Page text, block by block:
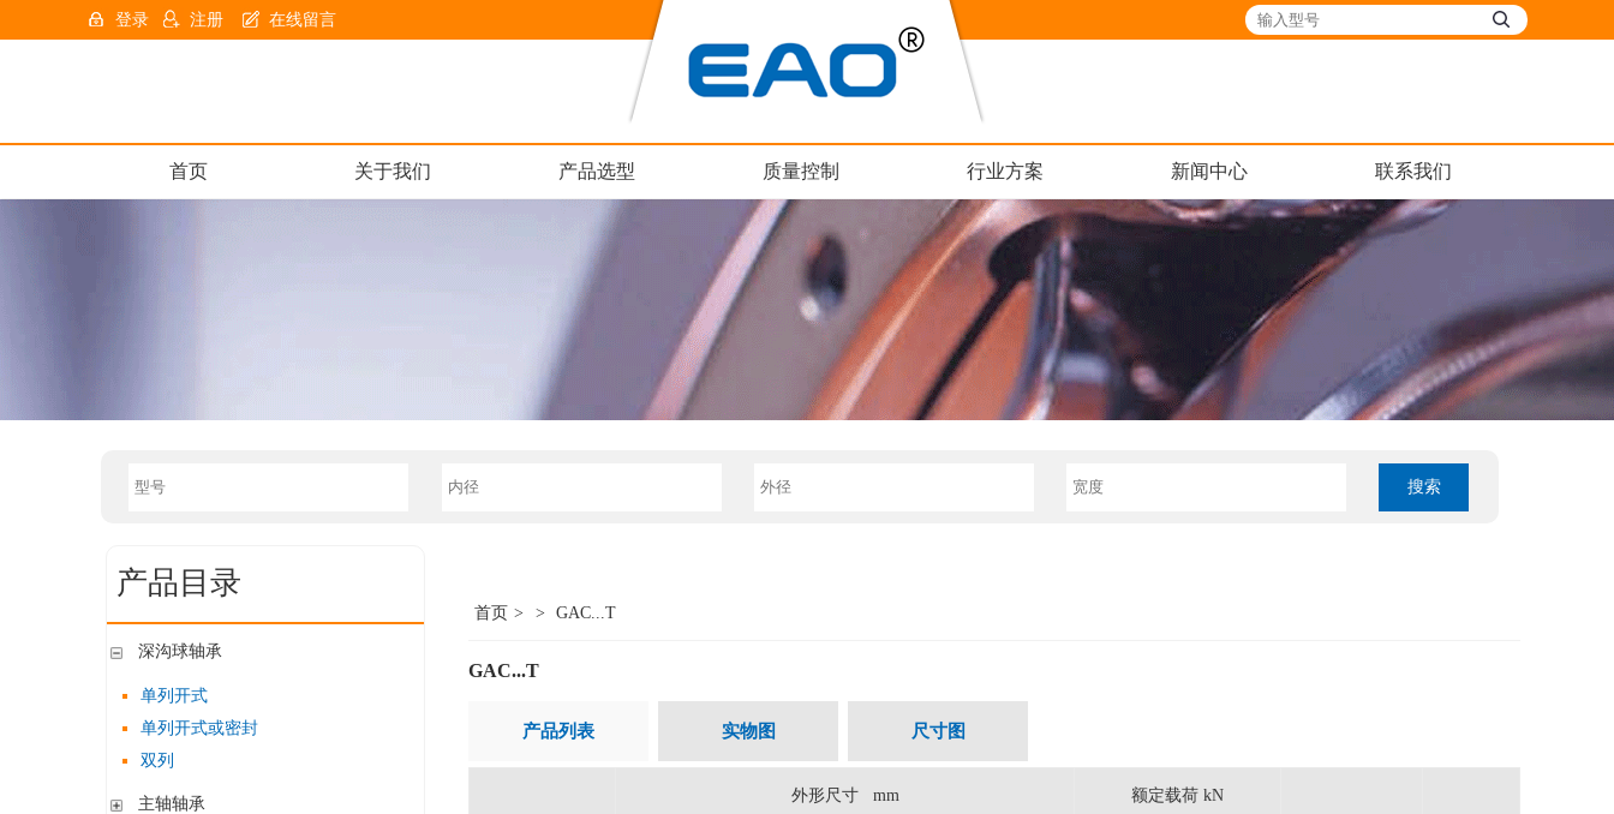
在线留言
登录 注册
首页 关于我们 产品选型 质量控制 行业方案 新闻中心 联系我们
产品目录
深沟球轴承
单列开式
单列开式或密封
双列
主轴轴承
首页 > > GAC...T
GAC...T
产品列表 实物图 尺寸图
外形尺寸 mm
额定载荷 kN